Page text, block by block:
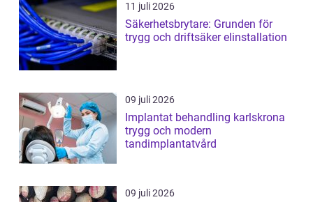
11 juli 2026
Säkerhetsbrytare: Grunden för
trygg och driftsäker elinstallation
09 juli 2026
Implantat behandling karlskrona
trygg och modern
tandimplantatvård
09 juli 2026